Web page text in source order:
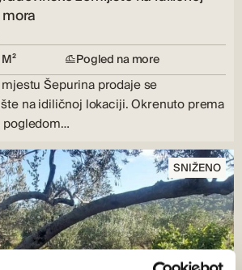
Pogled na more
Šepurina prodaje se
na idiličnoj lokaciji. Okrenuto prema
pogledom…
SNIŽENO